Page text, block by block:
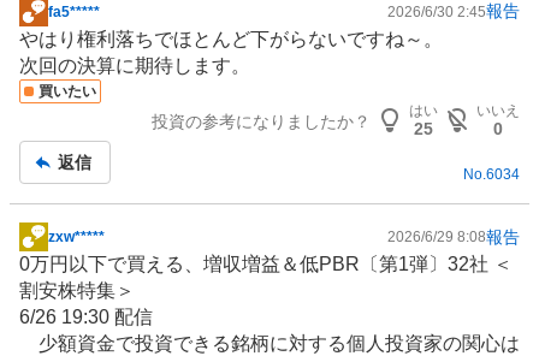
掲
示
板
記
fa5***** 2026/6/30 2:45報告
やはり権利落ちでほとんど下がらないですね～。
次回の決算に期待します。
買いたい
投資の参考になりましたか？
はい
25
いいえ
0
返信
No.6034
掲
示
板
記
zxw***** 2026/6/29 8:08報告
0万円以下で買える、増収増益＆低PBR〔第1弾〕32社 ＜
割安株特集＞
6/26 19:30 配信
少額資金で投資できる銘柄に対する個人投資家の関心は